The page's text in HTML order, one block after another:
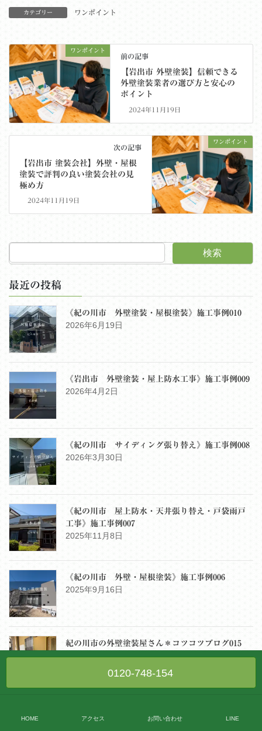
カテゴリー ワンポイント
ワンポイント
前の記事
【岩出市 外壁塗装】信頼できる
外壁塗装業者の選び方と安心の
ポイント
2024年11月19日
ワンポイント
次の記事
【岩出市 塗装会社】外壁・屋根
塗装で評判の良い塗装会社の見
極め方
2024年11月19日
検索
最近の投稿
《紀の川市 外壁塗装・屋根塗装》施工事例010
2026年6月19日
《岩出市 外壁塗装・屋上防水工事》施工事例009
2026年4月2日
《紀の川市 サイディング張り替え》施工事例008
2026年3月30日
《紀の川市 屋上防水・天井張り替え・戸袋雨戸
工事》施工事例007
2025年11月8日
《紀の川市 外壁・屋根塗装》施工事例006
2025年9月16日
紀の川市の外壁塗装屋さん＊コツコツブログ015
2025年9月8日
2025年8月16日
0120-748-154
HOME アクセス お問い合わせ LINE